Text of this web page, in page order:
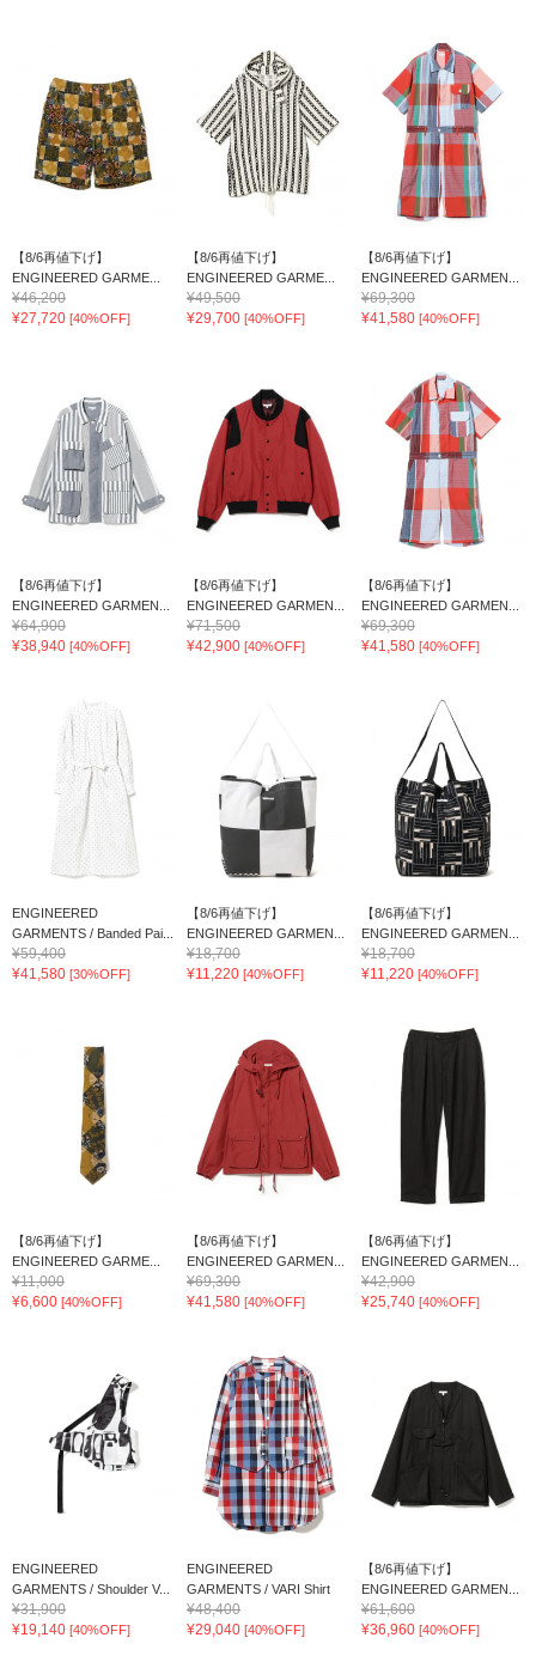
【8/6再値下げ】
ENGINEERED GARME...
¥46,200
¥27,720 [40%OFF]
【8/6再値下げ】
ENGINEERED GARME...
¥49,500
¥29,700 [40%OFF]
【8/6再値下げ】
ENGINEERED GARMEN...
¥69,300
¥41,580 [40%OFF]
【8/6再値下げ】
ENGINEERED GARMEN...
¥64,900
¥38,940 [40%OFF]
【8/6再値下げ】
ENGINEERED GARMEN...
¥71,500
¥42,900 [40%OFF]
【8/6再値下げ】
ENGINEERED GARMEN...
¥69,300
¥41,580 [40%OFF]
ENGINEERED
GARMENTS / Banded Pai...
¥59,400
¥41,580 [30%OFF]
【8/6再値下げ】
ENGINEERED GARMEN...
¥18,700
¥11,220 [40%OFF]
【8/6再値下げ】
ENGINEERED GARMEN...
¥18,700
¥11,220 [40%OFF]
【8/6再値下げ】
ENGINEERED GARME...
¥11,000
¥6,600 [40%OFF]
【8/6再値下げ】
ENGINEERED GARMEN...
¥69,300
¥41,580 [40%OFF]
【8/6再値下げ】
ENGINEERED GARMEN...
¥42,900
¥25,740 [40%OFF]
ENGINEERED
GARMENTS / Shoulder V...
¥31,900
¥19,140 [40%OFF]
ENGINEERED
GARMENTS / VARI Shirt
¥48,400
¥29,040 [40%OFF]
【8/6再値下げ】
ENGINEERED GARMEN...
¥61,600
¥36,960 [40%OFF]